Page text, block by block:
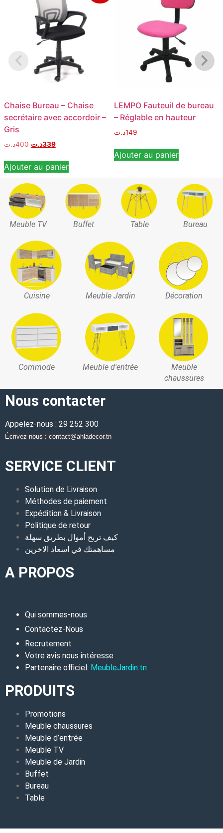
Chaise Bureau – Chaise
secrétaire avec accordoir –
Gris
400د.ت 339د.ت
Ajouter au panier
LEMPO Fauteuil de bureau
– Réglable en hauteur
149د.ت
Ajouter au panier
Meuble TV Buffet Table Bureau
Cuisine Meuble Jardin Décoration
Commode Meuble d'entrée
Meuble
chaussures
Nous contacter
Appelez-nous : 29 252 300
Écrivez-nous : contact@ahladecor.tn
SERVICE CLIENT
Solution de Livraison
Méthodes de paiement
Expédition & Livraison
Politique de retour
كيف تربح أموال بطريق سهلة
مساهمتك في اسعاد الاخرين
A PROPOS
Qui sommes-nous
Contactez-Nous
Recrutement
Votre avis nous intéresse
Partenaire officiel: MeubleJardin.tn
PRODUITS
Promotions
Meuble chaussures
Meuble d’entrée
Meuble TV
Meuble de Jardin
Buffet
Bureau
Table